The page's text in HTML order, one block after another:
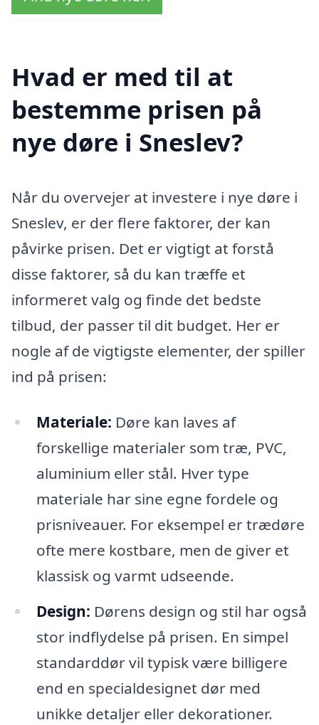
Hvad er med til at
bestemme prisen på
nye døre i Sneslev?
Når du overvejer at investere i nye døre i
Sneslev, er der flere faktorer, der kan
påvirke prisen. Det er vigtigt at forstå
disse faktorer, så du kan træffe et
informeret valg og finde det bedste
tilbud, der passer til dit budget. Her er
nogle af de vigtigste elementer, der spiller
ind på prisen:
Materiale: Døre kan laves af
forskellige materialer som træ, PVC,
aluminium eller stål. Hver type
materiale har sine egne fordele og
prisniveauer. For eksempel er trædøre
ofte mere kostbare, men de giver et
klassisk og varmt udseende.
Design: Dørens design og stil har også
stor indflydelse på prisen. En simpel
standarddør vil typisk være billigere
end en specialdesignet dør med
unikke detaljer eller dekorationer.